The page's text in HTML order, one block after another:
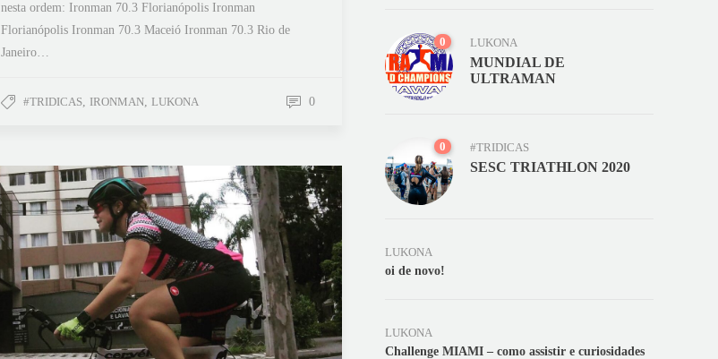
nesta ordem: Ironman 70.3 Florianópolis Ironman
Florianópolis Ironman 70.3 Maceió Ironman 70.3 Rio de
Janeiro…
#TRIDICAS, IRONMAN, LUKONA 0
0 LUKONA
MUNDIAL DE
ULTRAMAN
0 #TRIDICAS
SESC TRIATHLON 2020
LUKONA
oi de novo!
LUKONA
Challenge MIAMI – como assistir e curiosidades